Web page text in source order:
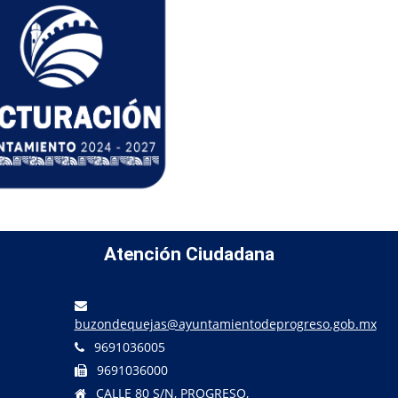
Atención Ciudadana
buzondequejas@ayuntamientodeprogreso.gob.mx
9691036005
9691036000
CALLE 80 S/N, PROGRESO,